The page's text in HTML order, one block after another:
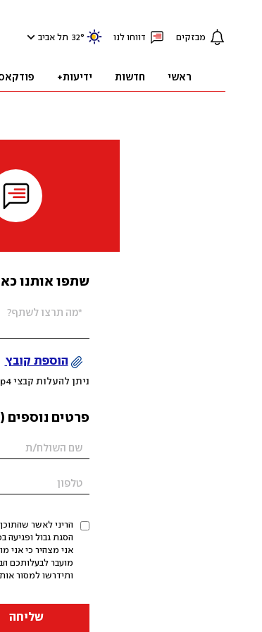
מבזקים דווחו לנו 32° תל אביב
ראשי חדשות ידיעות+
שתפו אותנו
הוספת קובץ
ניתן להעלות קבצי mov, png, jpeg, jpg, mp4 עד 200MB
פרטים נוספים
הריני לאשר
אני מצהיר כי אני
מועבר לבעלותכם
ותידרשו למסור
שליחה